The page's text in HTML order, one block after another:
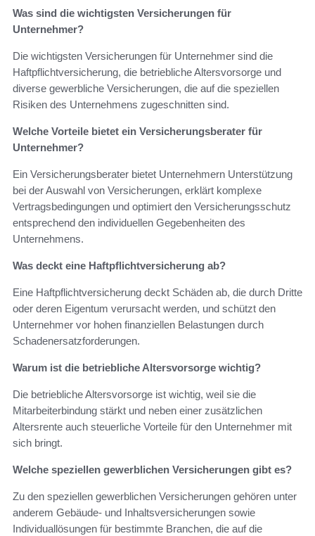
Was sind die wichtigsten Versicherungen für
Unternehmer?
Die wichtigsten Versicherungen für Unternehmer sind die
Haftpflichtversicherung, die betriebliche Altersvorsorge und
diverse gewerbliche Versicherungen, die auf die speziellen
Risiken des Unternehmens zugeschnitten sind.
Welche Vorteile bietet ein Versicherungsberater für
Unternehmer?
Ein Versicherungsberater bietet Unternehmern Unterstützung
bei der Auswahl von Versicherungen, erklärt komplexe
Vertragsbedingungen und optimiert den Versicherungsschutz
entsprechend den individuellen Gegebenheiten des
Unternehmens.
Was deckt eine Haftpflichtversicherung ab?
Eine Haftpflichtversicherung deckt Schäden ab, die durch Dritte
oder deren Eigentum verursacht werden, und schützt den
Unternehmer vor hohen finanziellen Belastungen durch
Schadenersatzforderungen.
Warum ist die betriebliche Altersvorsorge wichtig?
Die betriebliche Altersvorsorge ist wichtig, weil sie die
Mitarbeiterbindung stärkt und neben einer zusätzlichen
Altersrente auch steuerliche Vorteile für den Unternehmer mit
sich bringt.
Welche speziellen gewerblichen Versicherungen gibt es?
Zu den speziellen gewerblichen Versicherungen gehören unter
anderem Gebäude- und Inhaltsversicherungen sowie
Individuallösungen für bestimmte Branchen, die auf die